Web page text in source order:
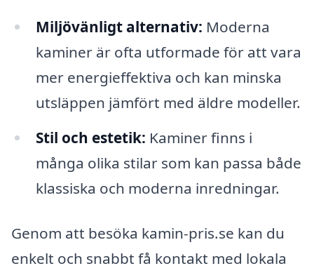
Miljövänligt alternativ: Moderna
kaminer är ofta utformade för att vara
mer energieffektiva och kan minska
utsläppen jämfört med äldre modeller.
Stil och estetik: Kaminer finns i
många olika stilar som kan passa både
klassiska och moderna inredningar.
Genom att besöka kamin-pris.se kan du
enkelt och snabbt få kontakt med lokala